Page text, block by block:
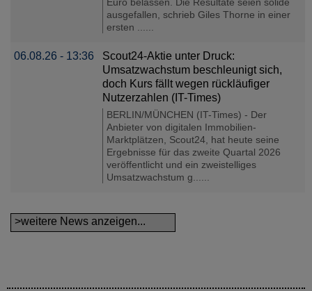
ausgefallen, schrieb Giles Thorne in einer
ersten ......
06.08.26 - 13:36
Scout24-Aktie unter Druck:
Umsatzwachstum beschleunigt sich,
doch Kurs fällt wegen rückläufiger
Nutzerzahlen (IT-Times)
BERLIN/MÜNCHEN (IT-Times) - Der
Anbieter von digitalen Immobilien-
Marktplätzen, Scout24, hat heute seine
Ergebnisse für das zweite Quartal 2026
veröffentlicht und ein zweistelliges
Umsatzwachstum g......
>weitere News anzeigen...